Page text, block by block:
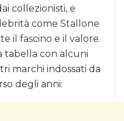
collezionisti, e
come Stallone
il fascino e il valore.
tabella con alcuni
marchi indossati da
degli anni: